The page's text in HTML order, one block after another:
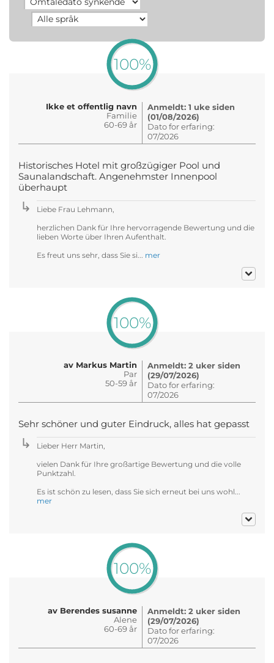
100%
Ikke et offentlig navn
Familie
60-69 år
Anmeldt: 1 uke siden
(01/08/2026)
Dato for erfaring:
07/2026
Historisches Hotel mit großzügiger Pool und
Saunalandschaft. Angenehmster Innenpool
überhaupt
Liebe Frau Lehmann,
herzlichen Dank für Ihre hervorragende Bewertung und die
lieben Worte über Ihren Aufenthalt.
Es freut uns sehr, dass Sie si... mer
100%
av Markus Martin
Par
50-59 år
Anmeldt: 2 uker siden
(29/07/2026)
Dato for erfaring:
07/2026
Sehr schöner und guter Eindruck, alles hat gepasst
Lieber Herr Martin,
vielen Dank für Ihre großartige Bewertung und die volle
Punktzahl.
Es ist schön zu lesen, dass Sie sich erneut bei uns wohl...
mer
100%
av Berendes susanne
Alene
60-69 år
Anmeldt: 2 uker siden
(29/07/2026)
Dato for erfaring:
07/2026